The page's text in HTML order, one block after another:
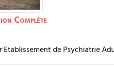
Complète
Etablissement de Psychiatrie